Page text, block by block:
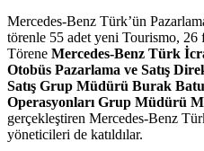
Mercedes-Benz Türk’ün
törenle 55 adet yeni Tourismo, 26
Törene Mercedes-Benz Türk
Otobüs Pazarlama ve Satış
Satış Grup Müdürü Burak
Operasyonları Grup Müdürü
gerçekleştiren Mercedes-Benz
yöneticileri de katıldılar.